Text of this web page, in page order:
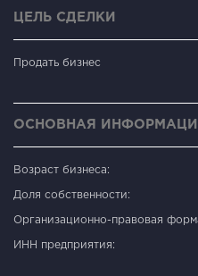
ЦЕЛЬ СДЕЛКИ
Продать бизнес
ОСНОВНАЯ
Возраст бизнеса:
Доля собственности:
Организационно-правовая
ИНН предприятия: